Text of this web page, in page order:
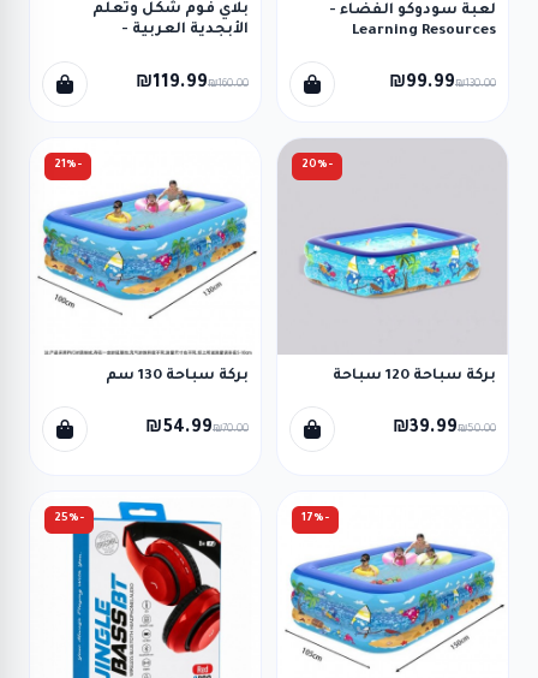
لعبة سودوكو الفضاء -
Learning Resources
₪99.99₪130.00
بلاي فوم شكل وتعلم
الأبجدية العربية -
₪119.99₪160.00
-20%
بركة سباحة 120 سباحة
₪39.99₪50.00
-21%
بركة سباحة 130 سم
₪54.99₪70.00
-17%
-25%